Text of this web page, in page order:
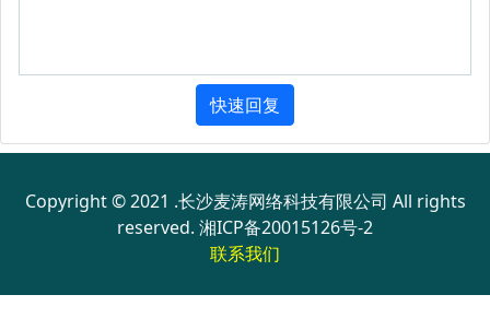
快速回复
Copyright © 2021 .长沙麦涛网络科技有限公司 All rights
reserved. 湘ICP备20015126号-2
联系我们